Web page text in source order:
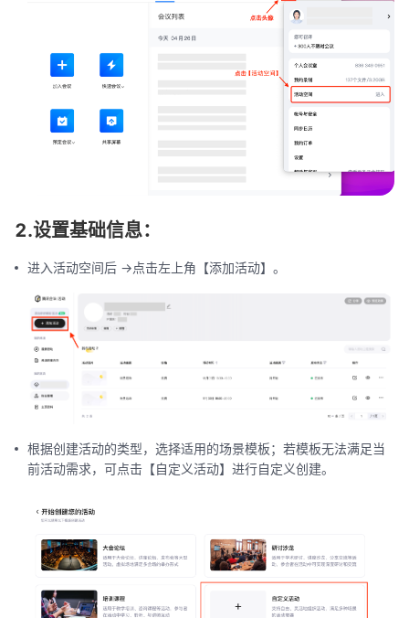
2.设置基础信息：
进入活动空间后 ->点击左上角【添加活动】。
根据创建活动的类型，选择适用的场景模板；若模板无法满足当
前活动需求，可点击【自定义活动】进行自定义创建。